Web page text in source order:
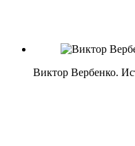
Виктор Вербенко.